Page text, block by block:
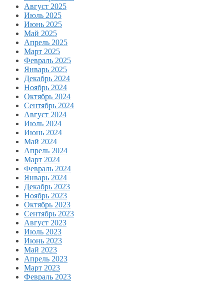
Август 2025
Июль 2025
Июнь 2025
Май 2025
Апрель 2025
Март 2025
Февраль 2025
Январь 2025
Декабрь 2024
Ноябрь 2024
Октябрь 2024
Сентябрь 2024
Август 2024
Июль 2024
Июнь 2024
Май 2024
Апрель 2024
Март 2024
Февраль 2024
Январь 2024
Декабрь 2023
Ноябрь 2023
Октябрь 2023
Сентябрь 2023
Август 2023
Июль 2023
Июнь 2023
Май 2023
Апрель 2023
Март 2023
Февраль 2023